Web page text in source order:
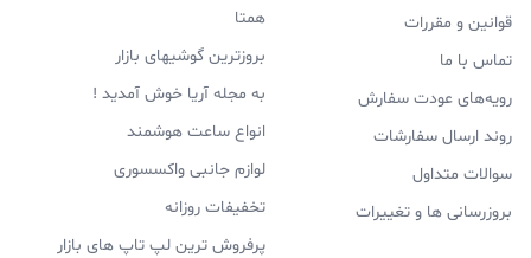
قوانین و مقررات
تماس با ما
رویه‌های عودت سفارش
روند ارسال سفارشات
سوالات متداول
بروزرسانی ها و تغییرات
همتا
بروزترین گوشیهای بازار
به مجله آریا خوش آمدید !
انواع ساعت هوشمند
لوازم جانبی واکسسوری
تخفیفات روزانه
پرفروش ترین لپ تاپ های بازار